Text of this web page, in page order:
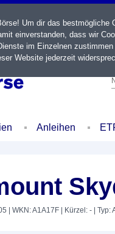
Anleihen
| WKN: A1A17F | Kürzel: - | Typ:
Um dir das
einverstanden, dass wir
im Einzelnen
Website jederzeit